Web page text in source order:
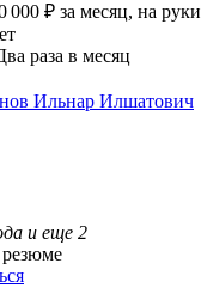
000 ₽ за месяц, на руки
раза в месяц
Ильнар Илшатович
и еще 2